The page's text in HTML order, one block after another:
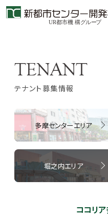
テナント募集情報
多摩センターエリア
堀之内エリア
ココリ